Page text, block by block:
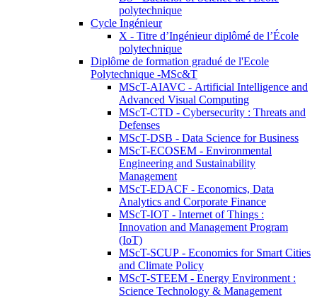
polytechnique
Cycle Ingénieur
X - Titre d’Ingénieur diplômé de l’École
polytechnique
Diplôme de formation gradué de l'Ecole
Polytechnique -MSc&T
MScT-AIAVC - Artificial Intelligence and
Advanced Visual Computing
MScT-CTD - Cybersecurity : Threats and
Defenses
MScT-DSB - Data Science for Business
MScT-ECOSEM - Environmental
Engineering and Sustainability
Management
MScT-EDACF - Economics, Data
Analytics and Corporate Finance
MScT-IOT - Internet of Things :
Innovation and Management Program
(IoT)
MScT-SCUP - Economics for Smart Cities
and Climate Policy
MScT-STEEM - Energy Environment :
Science Technology & Management